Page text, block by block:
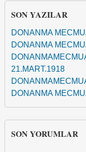
SON YAZILAR
DONANMA
DONANMA
21.MART.1918
DONANMA
SON YORUMLAR